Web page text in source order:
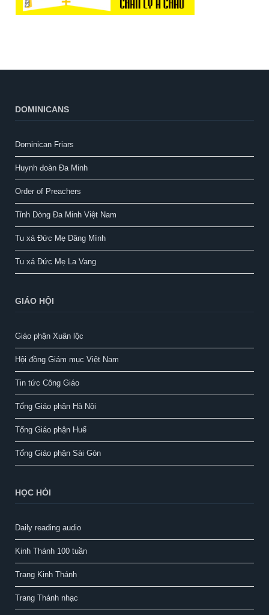
DOMINICANS
Dominican Friars
Huynh đoàn Đa Minh
Order of Preachers
Tỉnh Dòng Đa Minh Việt Nam
Tu xá Đức Mẹ Dâng Mình
Tu xá Đức Mẹ La Vang
GIÁO HỘI
Giáo phận Xuân lộc
Hội đồng Giám mục Việt Nam
Tin tức Công Giáo
Tổng Giáo phận Hà Nội
Tổng Giáo phận Huế
Tổng Giáo phận Sài Gòn
HỌC HỎI
Daily reading audio
Kinh Thánh 100 tuần
Trang Kinh Thánh
Trang Thánh nhạc